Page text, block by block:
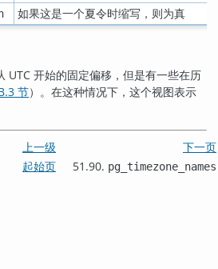
如果这是一个夏令时缩写，则为真
UTC 开始的固定偏移，但是有一些在历
节）。在这种情况下，这个视图表示
上一级
下一页
起始页 51.90. pg_timezone_names